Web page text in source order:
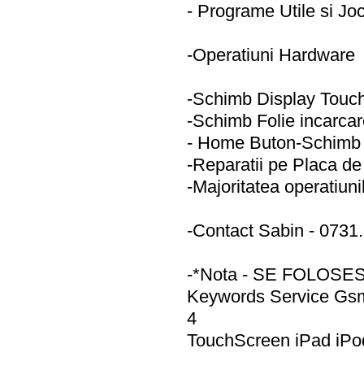
- Programe Utile si
-Operatiuni Hardware
-Schimb Display
-Schimb Folie
- Home Buton-
-Reparatii pe Placa
-Majoritatea
-Contact Sabin -
-*Nota - SE
Keywords Service
4
TouchScreen iPad